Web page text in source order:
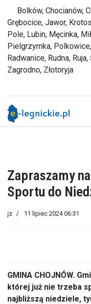
Bolków, Chocianów,
Grębocice, Jawor,
Pole, Lubin, Męcinka,
Pielgrzymka,
Radwanice, Rudna,
Zagrodno, Złotoryja
Zapraszamy
Sportu do
jz 11 lipiec 2024 06:31
GMINA CHOJNÓW.
której już nie trzeba
najbliższą niedziele,